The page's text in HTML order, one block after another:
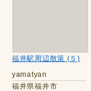
福井駅周辺散策 (５)
yamatyan
福井県福井市